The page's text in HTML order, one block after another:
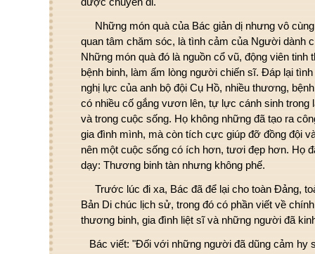
Những món quà của Bác giản dị nhưng vô
quan tâm chăm sóc, là tình cảm của Người dành
Những món quà đó là nguồn cổ vũ, động viên
bệnh binh, làm ấm lòng người chiến sĩ. Đáp lại
nghị lực của anh bộ đội Cụ Hồ, nhiều thương,
có nhiều cố gắng vươn lên, tự lực cánh sinh trong
và trong cuộc sống. Họ không những đã tạo ra
gia đình mình, mà còn tích cực giúp đỡ đồng đội
nên một cuộc sống có ích hơn, tươi đẹp hơn. Họ
dạy: Thương binh tàn nhưng không phế.
Trước lúc đi xa, Bác đã để lại cho toàn Đảng,
Bản Di chúc lịch sử, trong đó có phần viết về
thương binh, gia đình liệt sĩ và những người đã
Bác viết: "Đối với những người đã dũng cảm hy